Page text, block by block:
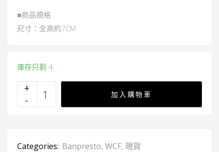
■商品規格
尺寸：全高約7CM
庫存只剩 4
加入購物車
Categories: Banpresto, WCF, 現貨